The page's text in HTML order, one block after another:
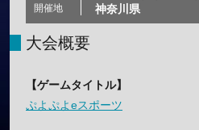
開催地
神奈川県
大会概要
【ゲームタイトル】
ぷよぷよeスポーツ